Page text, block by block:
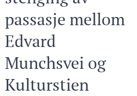
passasje mellom
Edvard
Munchsvei og
Kulturstien